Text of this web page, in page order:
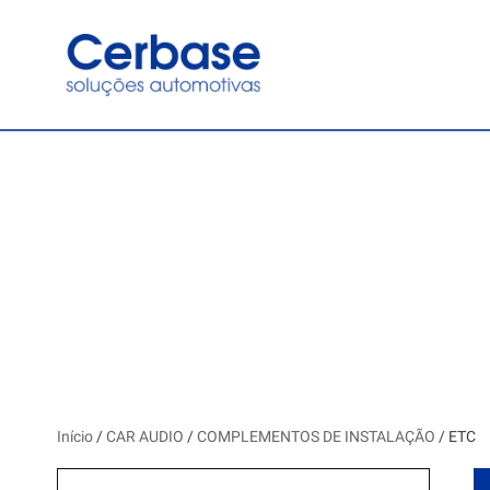
Início /CAR AUDIO /COMPLEMENTOS DE INSTALAÇÃO / ETC